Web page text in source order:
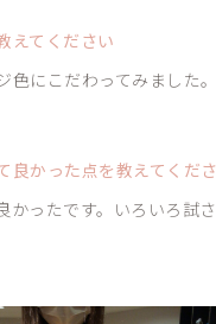
えてください
色にこだわってみました
良かった点を教えてくだ
かったです。いろいろ試